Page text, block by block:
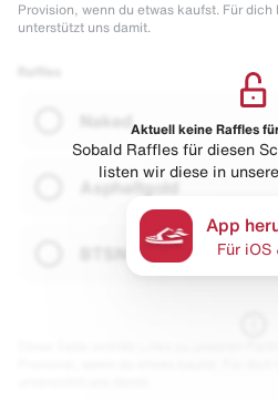
Provision, wenn du etwas kaufst. Für
unterstützt uns damit.
Naked
Asphaltgold
Aktuell keine Raffles
Sobald Raffles für diesen
listen wir diese in
App
Für iOS